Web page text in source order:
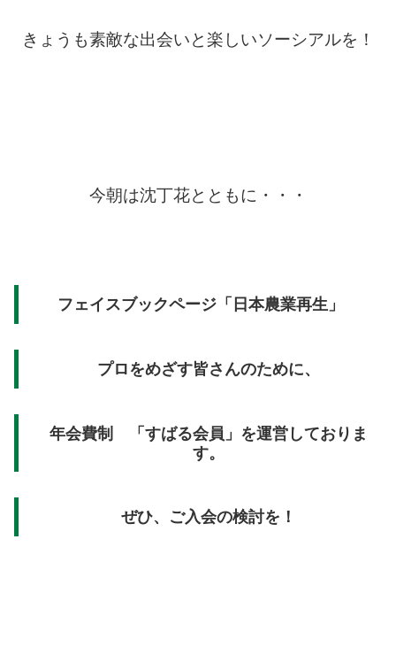
きょうも素敵な出会いと楽しいソーシアルを！
今朝は沈丁花とともに・・・
フェイスブックページ「日本農業再生」
プロをめざす皆さんのために、
年会費制 「すばる会員」を運営しておりま
す。
ぜひ、ご入会の検討を！